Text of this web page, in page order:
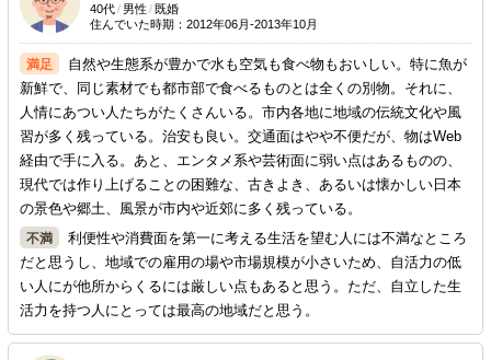
40代/ 男性/ 既婚
住んでいた時期：2012年06月-2013年10月
自然や生態系が豊かで水も空気も食べ物もおいしい。特に魚が
新鮮で、同じ素材でも都市部で食べるものとは全くの別物。それに、
人情にあつい人たちがたくさんいる。市内各地に地域の伝統文化や風
習が多く残っている。治安も良い。交通面はやや不便だが、物はWeb
経由で手に入る。あと、エンタメ系や芸術面に弱い点はあるものの、
現代では作り上げることの困難な、古きよき、あるいは懐かしい日本
の景色や郷土、風景が市内や近郊に多く残っている。
利便性や消費面を第一に考える生活を望む人には不満なところ
だと思うし、地域での雇用の場や市場規模が小さいため、自活力の低
い人にが他所からくるには厳しい点もあると思う。ただ、自立した生
活力を持つ人にとっては最高の地域だと思う。